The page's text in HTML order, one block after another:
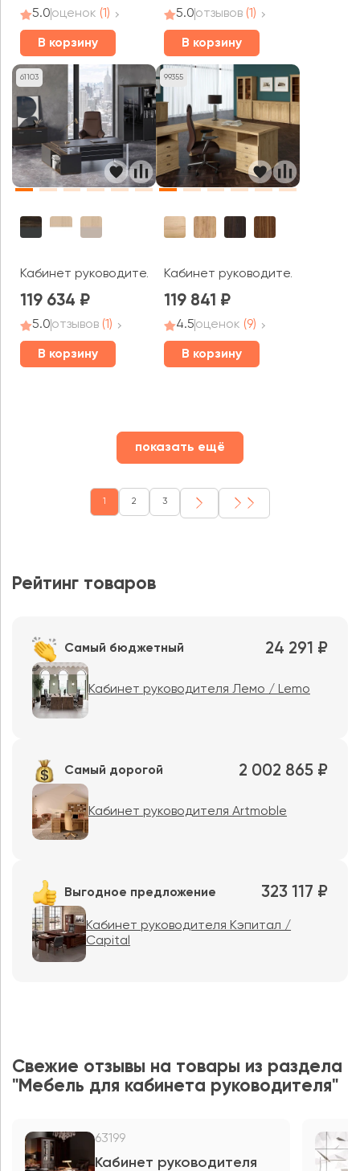
5.0оценок (1)
В корзину
5.0отзывов (1)
В корзину
61103
Кабинет руководителя Шифт / Shift
119 634
5.0отзывов (1)
В корзину
99355
Кабинет руководителя Раут /
119 841
4.5оценок (9)
В корзину
показать ещё
1 2 3
Рейтинг товаров
Самый бюджетный 24 291 ₽
Кабинет руководителя Лемо / Lemo
Самый дорогой 2 002 865 ₽
Кабинет руководителя Artmoble
Выгодное предложение 323 117 ₽
Кабинет руководителя Кэпитал /
Capital
Свежие отзывы на товары из раздела
"Мебель для кабинета руководителя"
63199
Кабинет руководителя